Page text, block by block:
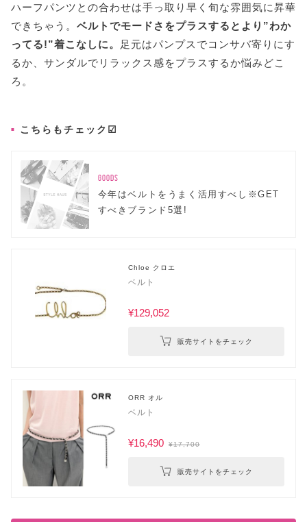
ハーフパンツとの合わせは手っ取り早く旬な雰囲気に昇華
できちゃう。 ベルトでモードさをプラスするとより”わか
ってる!”着こなしに。
足元はパンプスでコンサバ寄りにす
るか、サンダルでリラックス感をプラスするか悩みどこ
ろ。
こちらもチェック☑
GOODS
今年はベルトをうまく活用すべし※GET
すべきブランド5選!
Chloe クロエ
ベルト
¥129,052
販売サイトをチェック
ORR オル
ベルト
¥16,490 ¥17,700
販売サイトをチェック